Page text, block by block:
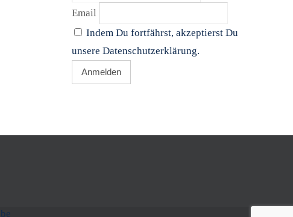
Email
Indem Du fortfährst, akzeptierst Du
unsere Datenschutzerklärung.